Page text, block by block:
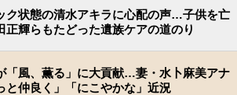
ク状態の清水アキラに心配の声…子供を亡
正輝らもたどった遺族ケアの道のり
「風、薫る」に大貢献…妻・水卜麻美アナ
と仲良く」「にこやかな」近況